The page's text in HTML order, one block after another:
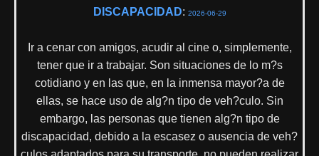
DISCAPACIDAD: 2026-06-29
Ir a cenar con amigos, acudir al cine o, simplemente,
tener que ir a trabajar. Son situaciones de lo m?s
cotidiano y en las que, en la inmensa mayor?a de
ellas, se hace uso de alg?n tipo de veh?culo. Sin
embargo, las personas que tienen alg?n tipo de
discapacidad, debido a la escasez o ausencia de veh?